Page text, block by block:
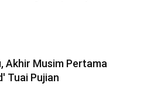
Akhir Musim Pertama
Tuai Pujian